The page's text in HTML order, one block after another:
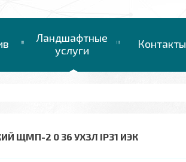
Ландшафтные
услуги
Контакты
ЩМП-2 0 36 УХЗЛ IP31 ИЭК